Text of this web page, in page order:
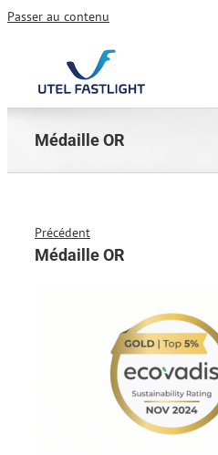
Passer au contenu
Médaille OR
Précédent
Médaille OR